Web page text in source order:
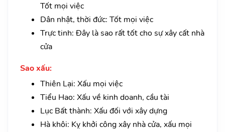
Tốt mọi việc
Dân nhật, thời đức: Tốt mọi việc
Trực tinh: Đây là sao rất tốt cho sự xây cất nhà
cửa
Sao xấu:
Thiên Lại: Xấu mọi việc
Tiểu Hao: Xấu về kinh doanh, cầu tài
Lục Bất thành: Xấu đối với xây dựng
Hà khôi: Kỵ khởi công xây nhà cửa, xấu mọi